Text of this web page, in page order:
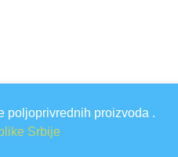
poljoprivrednih proizvoda .
Srbije